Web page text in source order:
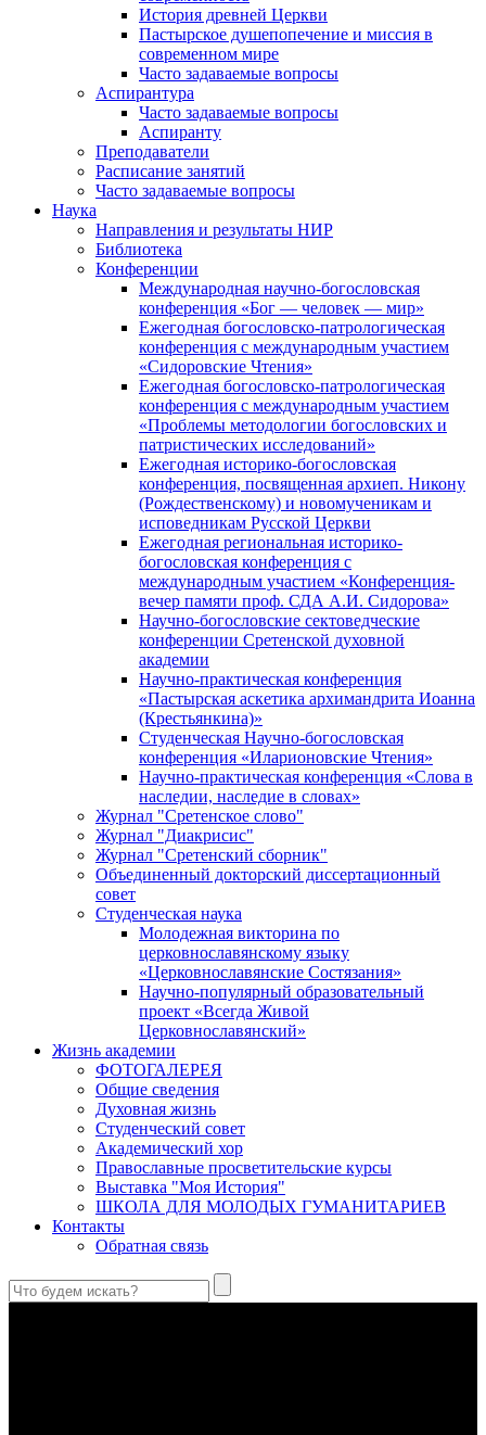
История древней Церкви
Пастырское душепопечение и миссия в
современном мире
Часто задаваемые вопросы
Аспирантура
Часто задаваемые вопросы
Аспиранту
Преподаватели
Расписание занятий
Часто задаваемые вопросы
Наука
Направления и результаты НИР
Библиотека
Конференции
Международная научно-богословская
конференция «Бог — человек — мир»
Ежегодная богословско-патрологическая
конференция с международным участием
«Сидоровские Чтения»
Ежегодная богословско-патрологическая
конференция с международным участием
«Проблемы методологии богословских и
патристических исследований»
Ежегодная историко-богословская
конференция, посвященная архиеп. Никону
(Рождественскому) и новомученикам и
исповедникам Русской Церкви
Ежегодная региональная историко-
богословская конференция с
международным участием «Конференция-
вечер памяти проф. СДА А.И. Сидорова»
Научно-богословские сектоведческие
конференции Сретенской духовной
академии
Научно-практическая конференция
«Пастырская аскетика архимандрита Иоанна
(Крестьянкина)»
Студенческая Научно-богословская
конференция «Иларионовские Чтения»
Научно-практическая конференция «Cлова в
наследии, наследие в словах»
Журнал "Сретенское слово"
Журнал "Диакрисис"
Журнал "Сретенский сборник"
Объединенный докторский диссертационный
совет
Студенческая наука
Молодежная викторина по
церковнославянскому языку
«Церковнославянские Состязания»
Научно-популярный образовательный
проект «Всегда Живой
Церковнославянский»
Жизнь академии
ФОТОГАЛЕРЕЯ
Общие сведения
Духовная жизнь
Студенческий совет
Академический хор
Православные просветительские курсы
Выставка "Моя История"
ШКОЛА ДЛЯ МОЛОДЫХ ГУМАНИТАРИЕВ
Контакты
Обратная связь